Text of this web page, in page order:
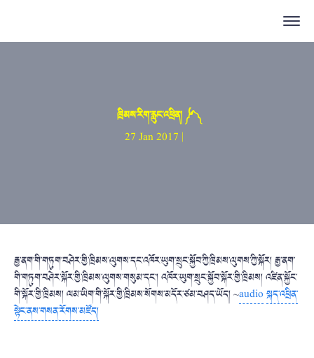
ཁྲིམས་རིག་རླུང་འཕྲིན། ༼ ༦ ༽
27 Jan 2017 |
རྒྱ་ནག་གི་གཏུག་བཤེར་གྱི་ཁྲིམས་ལུགས་དང་འཁོར་ཡུག་སྲུང་སྐྱོབ་ཀྱི་ཁྲིམས་ལུགས་ཀྱི་སྐོར། རྒྱ་ནག་
གི་གཏུག་བཤེར་སྐོར་གྱི་ཁྲིམས་ལུགས་གསུམ་དང་། འཁོར་ཡུག་སྲུང་སྐྱོབ་སྐོར་གྱི་ཁྲིམས། འཛིན་སྐྱོང་
གི་སྐོར་གྱི་ཁྲིམས། ལམ་ཡིག་གི་སྐོར་གྱི་ཁྲིམས་སོགས་མདོར་ཙམ་བཤད་ཡོད། ~audioསྐད་འཕྲིན་
སྟེང་ནས་གསན་རོགས་མཛོད།